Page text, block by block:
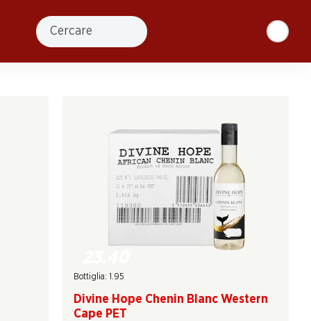
Cercare
Bottiglia: 1.95
Divine Hope Chenin Blanc Western
Cape PET